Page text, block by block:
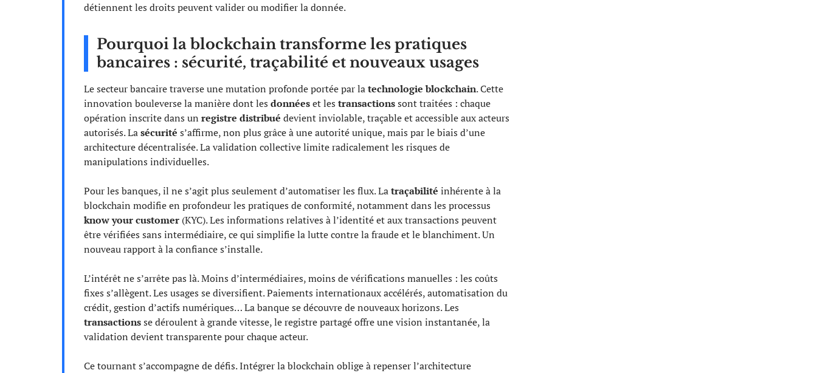
détiennent les droits peuvent valider ou modifier la donnée.
Pourquoi la blockchain transforme les pratiques
bancaires : sécurité, traçabilité et nouveaux usages
Le secteur bancaire traverse une mutation profonde portée par latechnologie blockchain. Cette
innovation bouleverse la manière dont les donnéeset les transactionssont traitées : chaque
opération inscrite dans un registre distribué devient inviolable, traçable et accessible aux acteurs
autorisés. Lasécurité s’affirme, non plus grâce à une autorité unique, mais par le biais d’une
architecture décentralisée. La validation collective limite radicalement les risques de
manipulations individuelles.
Pour les banques, il ne s’agit plus seulement d’automatiser les flux. Latraçabilité inhérente à la
blockchain modifie en profondeur les pratiques de conformité, notamment dans les processus
know your customer (KYC). Les informations relatives à l’identité et aux transactions peuvent
être vérifiées sans intermédiaire, ce qui simplifie la lutte contre la fraude et le blanchiment. Un
nouveau rapport à la confiance s’installe.
L’intérêt ne s’arrête pas là. Moins d’intermédiaires, moins de vérifications manuelles : les coûts
fixes s’allègent. Les usages se diversifient. Paiements internationaux accélérés, automatisation du
crédit, gestion d’actifs numériques… La banque se découvre de nouveaux horizons. Les
transactionsse déroulent à grande vitesse, le registre partagé offre une vision instantanée, la
validation devient transparente pour chaque acteur.
Ce tournant s’accompagne de défis. Intégrer la blockchain oblige à repenser l’architecture